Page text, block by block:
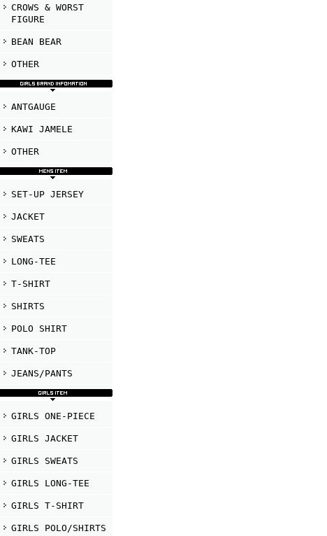
CROWS & WORST
FIGURE
BEAN BEAR
OTHER
ANTGAUGE
KAWI JAMELE
OTHER
SET-UP JERSEY
JACKET
SWEATS
LONG-TEE
T-SHIRT
SHIRTS
POLO SHIRT
TANK-TOP
JEANS/PANTS
GIRLS ONE-PIECE
GIRLS JACKET
GIRLS SWEATS
GIRLS LONG-TEE
GIRLS T-SHIRT
GIRLS POLO/SHIRTS